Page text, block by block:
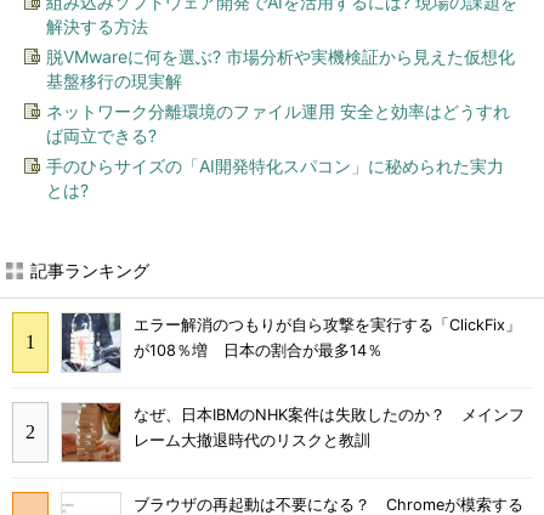
解決する方法
脱VMwareに何を選ぶ? 市場分析や実機検証から見えた仮想化
基盤移行の現実解
ネットワーク分離環境のファイル運用 安全と効率はどうすれ
ば両立できる?
手のひらサイズの「AI開発特化スパコン」に秘められた実力
とは?
記事ランキング
エラー解消のつもりが自ら攻撃を実行する「ClickFix」
が108％増 日本の割合が最多14％
なぜ、日本IBMのNHK案件は失敗したのか？ メインフ
レーム大撤退時代のリスクと教訓
ブラウザの再起動は不要になる？ Chromeが模索する